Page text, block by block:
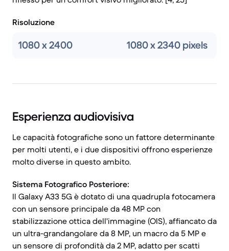
Risoluzione
1080 x 2400 1080 x 2340 pixels
Esperienza audiovisiva
Le capacità fotografiche sono un fattore determinante
per molti utenti, e i due dispositivi offrono esperienze
molto diverse in questo ambito.
Sistema Fotografico Posteriore:
Il Galaxy A33 5G è dotato di una quadrupla fotocamera
con un sensore principale da 48 MP con
stabilizzazione ottica dell'immagine (OIS), affiancato da
un ultra-grandangolare da 8 MP, un macro da 5 MP e
un sensore di profondità da 2 MP, adatto per scatti